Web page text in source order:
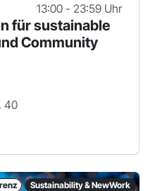
13:00 - 23:59 Uhr
für sustainable
Community
40
Sustainability & NewWork